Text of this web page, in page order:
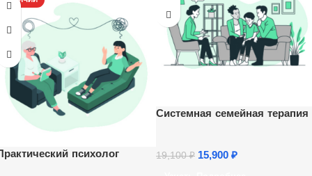
Системная семейная терапия
19,100₽ 15,900 ₽
психолог